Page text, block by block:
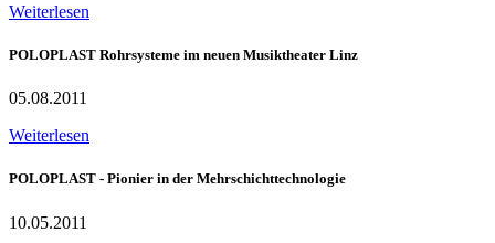
Weiterlesen
POLOPLAST Rohrsysteme im neuen Musiktheater Linz
05.08.2011
Weiterlesen
POLOPLAST - Pionier in der Mehrschichttechnologie
10.05.2011